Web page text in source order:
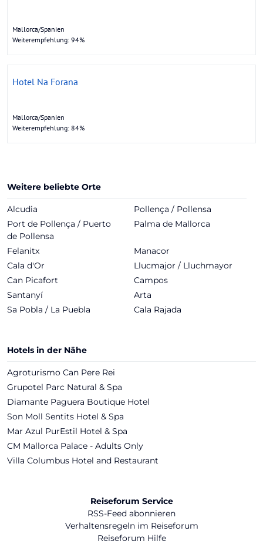
Mallorca/Spanien
Weiterempfehlung: 94%
Hotel Na Forana
Mallorca/Spanien
Weiterempfehlung: 84%
Weitere beliebte Orte
Alcudia
Pollença / Pollensa
Port de Pollença / Puerto
de Pollensa
Palma de Mallorca
Felanitx
Manacor
Cala d'Or
Llucmajor / Lluchmayor
Can Picafort
Campos
Santanyí
Arta
Sa Pobla / La Puebla
Cala Rajada
Hotels in der Nähe
Agroturismo Can Pere Rei
Grupotel Parc Natural & Spa
Diamante Paguera Boutique Hotel
Son Moll Sentits Hotel & Spa
Mar Azul PurEstil Hotel & Spa
CM Mallorca Palace - Adults Only
Villa Columbus Hotel and Restaurant
Reiseforum Service
RSS-Feed abonnieren
Verhaltensregeln im Reiseforum
Reiseforum Hilfe